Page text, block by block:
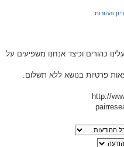
וההורות
כהורים וכיצד אנחנו משפיעים על
פרטיות בנושא ללא תשלום.
http://